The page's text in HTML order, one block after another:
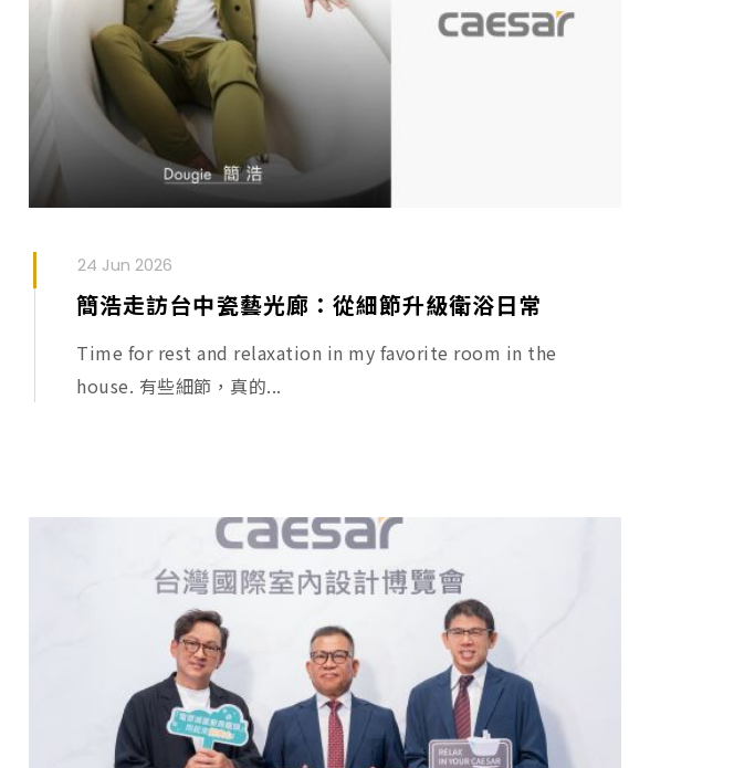
24 Jun 2026
簡浩走訪台中瓷藝光廊：從細節升級衛浴日常
Time for rest and relaxation in my favorite room in the
house. 有些細節，真的...